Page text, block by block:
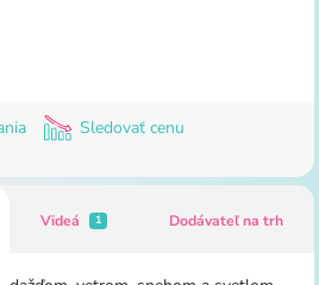
Sledovať cenu
Videá 1 Dodávateľ na trh